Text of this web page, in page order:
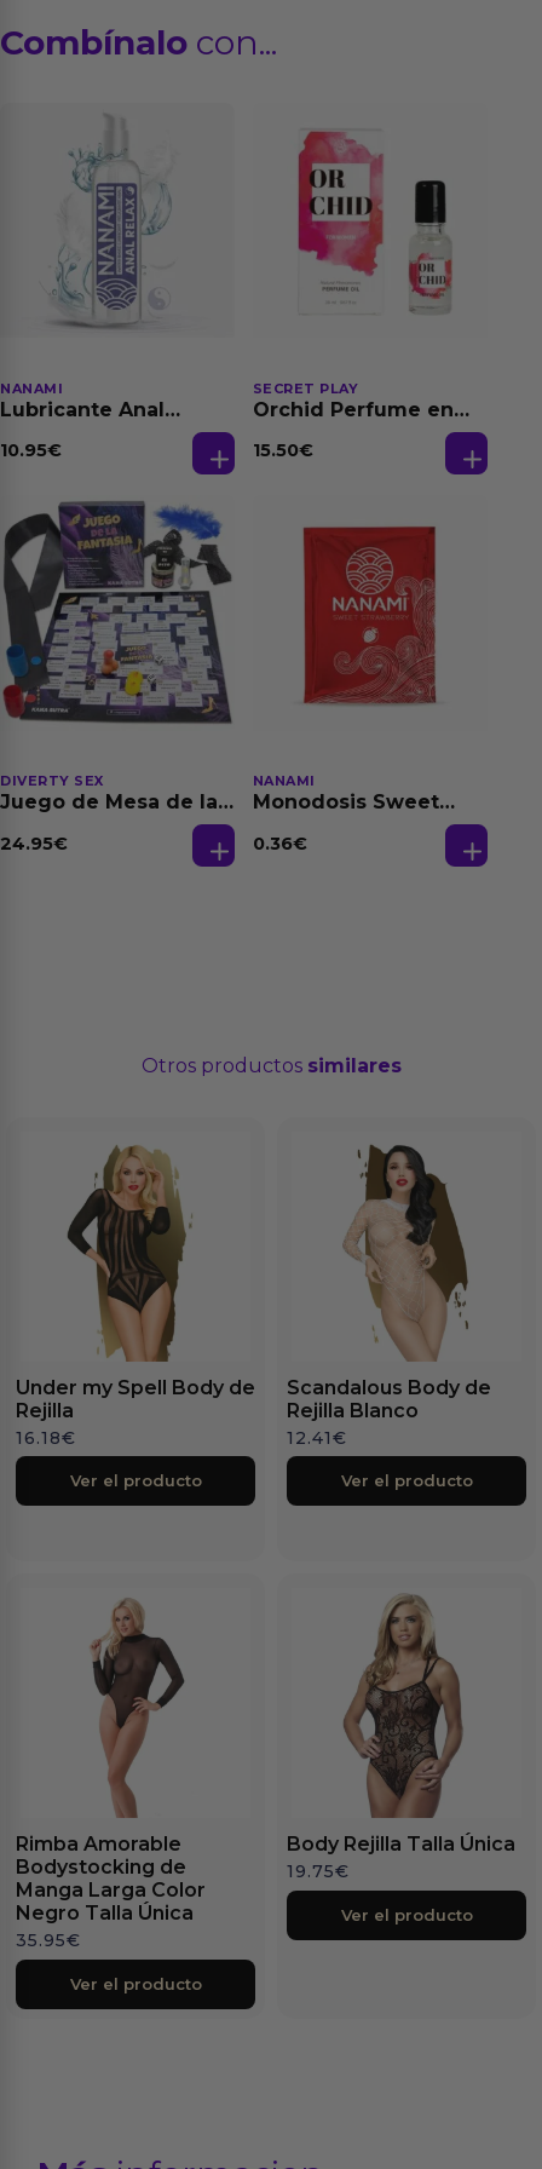
Combínalo con...
NANAMI
Lubricante Anal
Dilatación Base Agua
10.95€
SECRET PLAY
Orchid Perfume en
Feromonas 20 ml
15.50€
DIVERTY SEX
Juego de Mesa de las
24.95€
NANAMI
Monodosis Sweet
Base Agua 4 ml
0.36€
Otros productos similares
Under my Spell Body de
Rejilla
16.18€
Ver el producto
Scandalous Body de
Rejilla Blanco
12.41€
Ver el producto
Rimba Amorable
Bodystocking de
Manga Larga Color
Negro Talla Única
35.95€
Ver el producto
Body Rejilla Talla Única
19.75€
Ver el producto